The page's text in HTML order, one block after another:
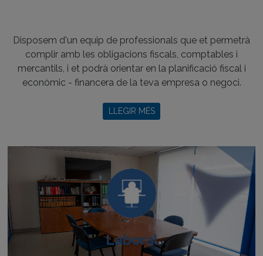
Disposem d'un equip de professionals que et permetrà
complir amb les obligacions fiscals, comptables i
mercantils, i et podrà orientar en la planificació fiscal i
econòmic - financera de la teva empresa o negoci.
LLEGIR MÉS
Laboral